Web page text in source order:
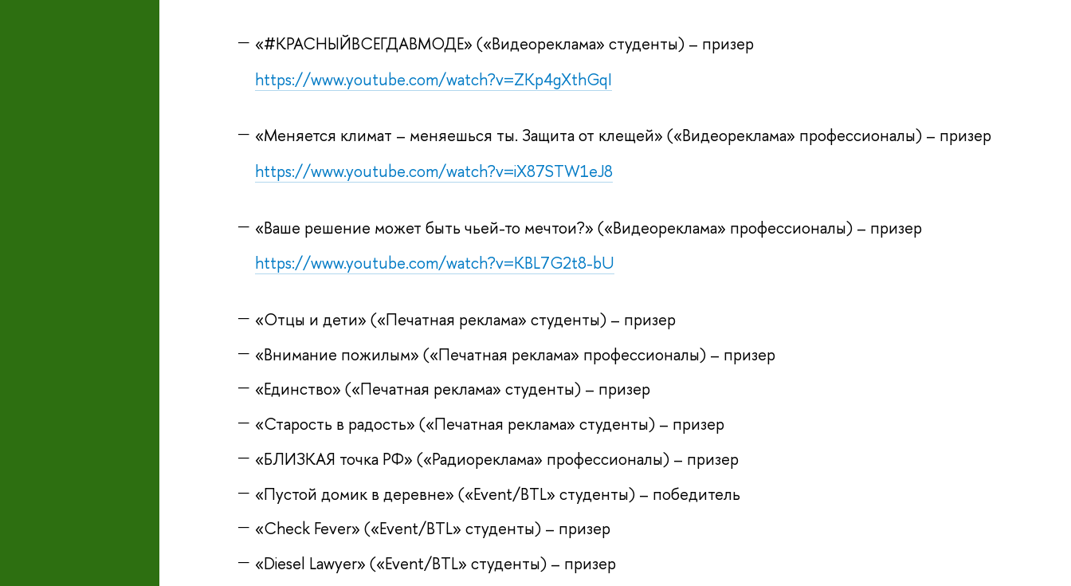
«#КРАСНЫЙВСЕГДАВМОДЕ» («Видеореклама» студенты) – призер
https://www.youtube.com/watch?v=ZKp4gXthGqI
«Меняется климат – меняешься ты. Защита от клещей» («Видеореклама» профессионалы) – призер
https://www.youtube.com/watch?v=iX87STW1eJ8
«Ваше решение может быть чьей-то мечтои?» («Видеореклама» профессионалы) – призер
https://www.youtube.com/watch?v=KBL7G2t8-bU
«Отцы и дети» («Печатная реклама» студенты) – призер
«Внимание пожилым» («Печатная реклама» профессионалы) – призер
«Единство» («Печатная реклама» студенты) – призер
«Старость в радость» («Печатная реклама» студенты) – призер
«БЛИЗКАЯ точка РФ» («Радиореклама» профессионалы) – призер
«Пустой домик в деревне» («Event/BTL» студенты) – победитель
«Check Fever» («Event/BTL» студенты) – призер
«Diesel Lawyer» («Event/BTL» студенты) – призер